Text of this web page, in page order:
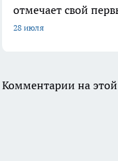
отмечает свой
28 июля
Комментарии на